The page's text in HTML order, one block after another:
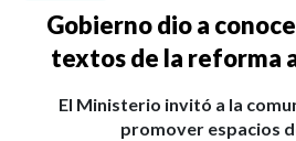
Gobierno dio a
textos de la reforma
El Ministerio invitó a la
promover espacios